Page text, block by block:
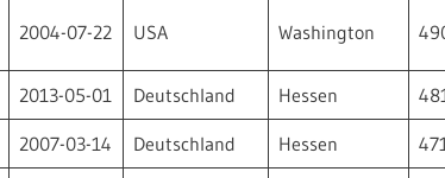
2004-07-22 USA Washington
2013-05-01 Deutschland Hessen
2007-03-14 Deutschland Hessen